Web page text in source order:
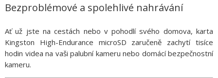
Bezproblémové a spolehlivé nahrávání
Ať už jste na cestách nebo v pohodlí svého domova, karta
Kingston High-Endurance microSD zaručeně zachytí tisíce
hodin videa na vaši palubní kameru nebo domácí bezpečnostní
kameru.